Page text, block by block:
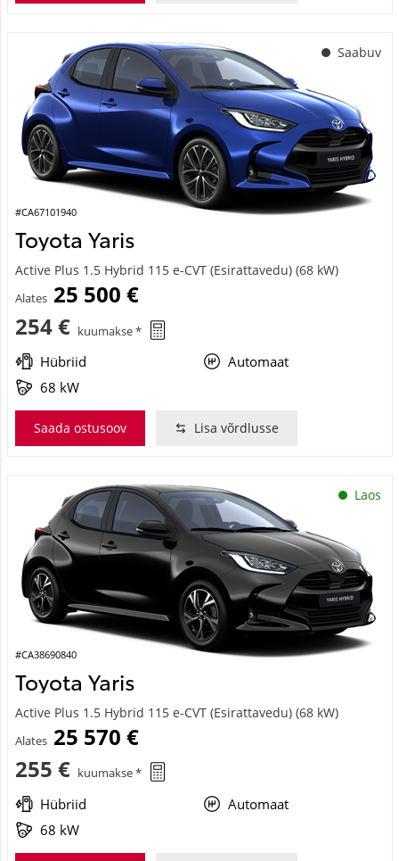
Saabuv
#CA67101940
Toyota Yaris
Active Plus 1.5 Hybrid 115 e-CVT (Esirattavedu) (68 kW)
Alates 25 500 €
254 € kuumakse *
Hübriid
Automaat
68 kW
Saada ostusoov Lisa võrdlusse
Laos
#CA38690840
Toyota Yaris
Active Plus 1.5 Hybrid 115 e-CVT (Esirattavedu) (68 kW)
Alates 25 570 €
255 € kuumakse *
Hübriid
Automaat
68 kW